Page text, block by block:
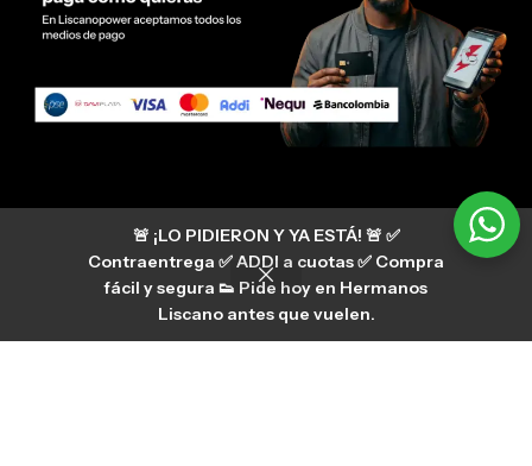
🚨 ¡LO PIDIERON Y YA ESTÁ! 🚨 ✅
Contraentrega ✅ ADDI a cuotas ✅ Compra
fácil y segura 👟 Pide hoy en Hermanos
Liscano antes que vuelen.
Si tienes algún tipo de duda, puedes consultar
nuestro centro de ayuda
hermanosliscano_10 Instagram
Aura
hermanosliscano Tik Tok
Únete a nuestros canales de difusión en
WhatsApp